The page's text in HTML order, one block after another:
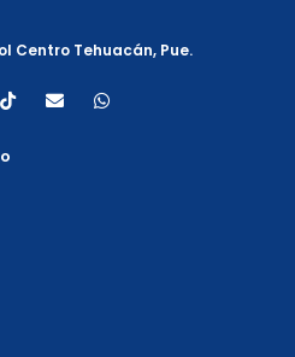
Centro Tehuacán, Pue.
T
i
o
E
n
W
h